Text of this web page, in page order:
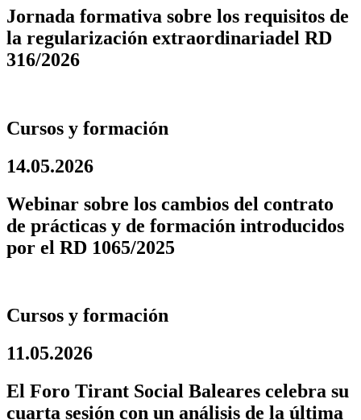
Jornada formativa sobre los requisitos de
la regularización extraordinariadel RD
316/2026
Cursos y formación
14.05.2026
Webinar sobre los cambios del contrato
de prácticas y de formación introducidos
por el RD 1065/2025
Cursos y formación
11.05.2026
El Foro Tirant Social Baleares celebra su
cuarta sesión con un análisis de la última